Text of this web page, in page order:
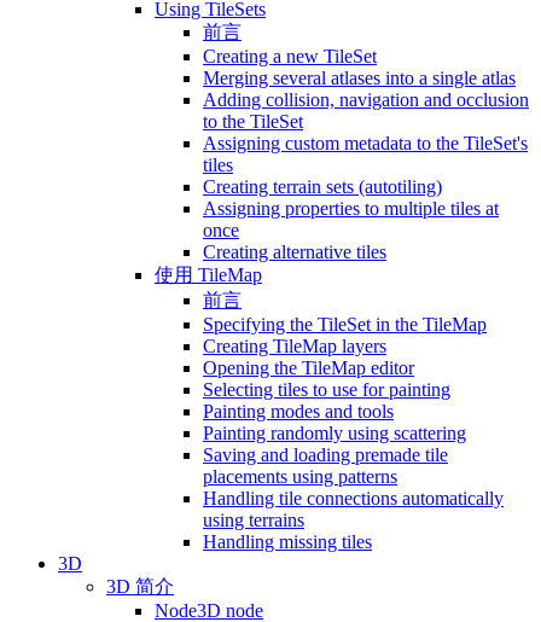
Using TileSets
前言
Creating a new TileSet
Merging several atlases into a single atlas
Adding collision, navigation and occlusion
to the TileSet
Assigning custom metadata to the TileSet's
tiles
Creating terrain sets (autotiling)
Assigning properties to multiple tiles at
once
Creating alternative tiles
使用 TileMap
前言
Specifying the TileSet in the TileMap
Creating TileMap layers
Opening the TileMap editor
Selecting tiles to use for painting
Painting modes and tools
Painting randomly using scattering
Saving and loading premade tile
placements using patterns
Handling tile connections automatically
using terrains
Handling missing tiles
3D
3D 简介
Node3D node